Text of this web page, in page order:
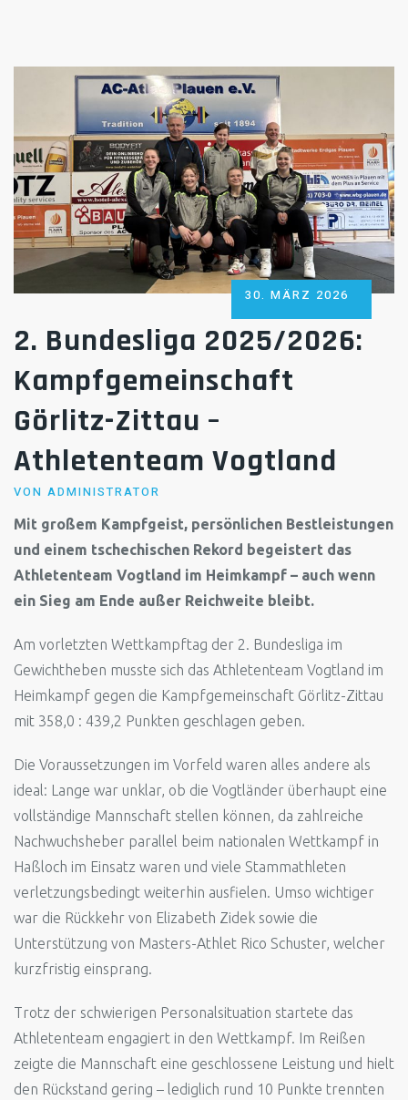
2. Bundesliga 2025/2026:
Kampfgemeinschaft
Görlitz-Zittau –
Athletenteam Vogtland
POSTED
ON
30. MÄRZ 2026
VON ADMINISTRATOR
Mit großem Kampfgeist, persönlichen Bestleistungen
und einem tschechischen Rekord begeistert das
Athletenteam Vogtland im Heimkampf – auch wenn
ein Sieg am Ende außer Reichweite bleibt.
Am vorletzten Wettkampftag der 2. Bundesliga im
Gewichtheben musste sich das Athletenteam Vogtland im
Heimkampf gegen die Kampfgemeinschaft Görlitz-Zittau
mit 358,0 : 439,2 Punkten geschlagen geben.
Die Voraussetzungen im Vorfeld waren alles andere als
ideal: Lange war unklar, ob die Vogtländer überhaupt eine
vollständige Mannschaft stellen können, da zahlreiche
Nachwuchsheber parallel beim nationalen Wettkampf in
Haßloch im Einsatz waren und viele Stammathleten
verletzungsbedingt weiterhin ausfielen. Umso wichtiger
war die Rückkehr von Elizabeth Zidek sowie die
Unterstützung von Masters-Athlet Rico Schuster, welcher
kurzfristig einsprang.
Trotz der schwierigen Personalsituation startete das
Athletenteam engagiert in den Wettkampf. Im Reißen
zeigte die Mannschaft eine geschlossene Leistung und hielt
den Rückstand gering – lediglich rund 10 Punkte trennten